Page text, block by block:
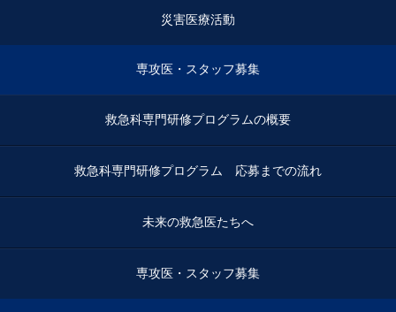
災害医療活動
専攻医・スタッフ募集
救急科専門研修プログラムの概要
救急科専門研修プログラム 応募までの流れ
未来の救急医たちへ
専攻医・スタッフ募集